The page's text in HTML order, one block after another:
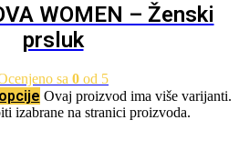
WOMEN – Ženski
prsluk
sa 0 od 5
Ovaj proizvod ima više varijanti.
izabrane na stranici proizvoda.